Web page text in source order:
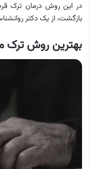
در این روش درمان ترک
بازگشت، از یک دکتر
بهترین روش ترک